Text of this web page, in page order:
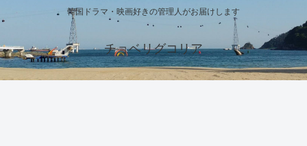
韓国ドラマ・映画好きの管理人がお届けします
チョベリグコリア